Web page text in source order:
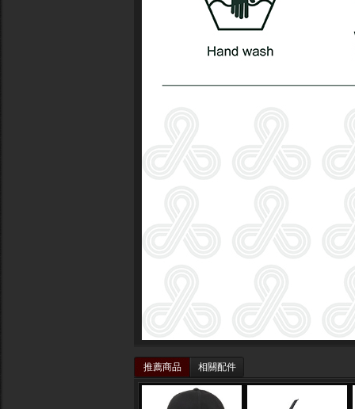
推薦商品 相關配件